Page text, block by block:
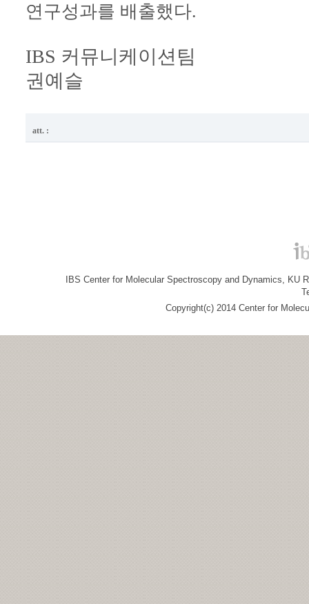
연구성과를 배출했다.
IBS 커뮤니케이션팀
권예슬
att. :
IBS Center for Molecular Spectroscopy and Dynamics, KU
Copyright(c) 2014 Center for